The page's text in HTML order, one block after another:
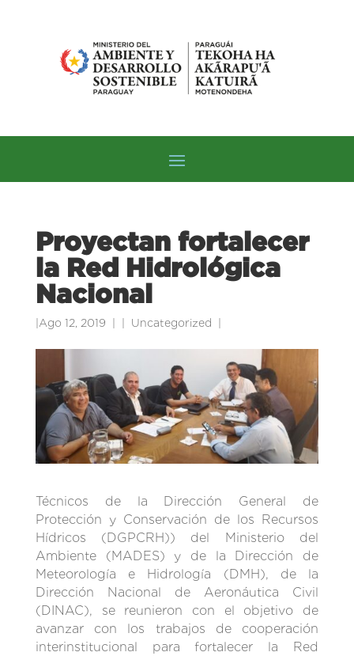
Proyectan fortalecer
la Red Hidrológica
Nacional
Ago 12, 2019 Uncategorized
Técnicos de la Dirección General de
Protección y Conservación de los Recursos
Hídricos (DGPCRH)) del Ministerio del
Ambiente (MADES) y de la Dirección de
Meteorología e Hidrología (DMH), de la
Dirección Nacional de Aeronáutica Civil
(DINAC), se reunieron con el objetivo de
avanzar con los trabajos de cooperación
interinstitucional para fortalecer la Red